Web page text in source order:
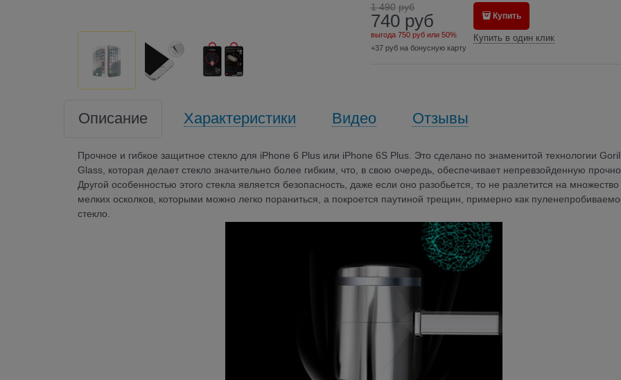
1 490 руб
740 руб
выгода 750 рубили 50%
+37 руб на бонусную карту
Купить
Купить в один клик
Описание Характеристики Видео Отзывы
Прочное и гибкое защитное стекло для iPhone 6 Plus или iPhone 6S Plus. Это сделано по знаменитой технологии
Glass, которая делает стекло значительно более гибким, что, в свою очередь, обеспечивает непревзойденную
Другой особенностью этого стекла является безопасность, даже если оно разобьется, то не разлетится на множество
мелких осколков, которыми можно легко пораниться, а покроется паутиной трещин, примерно как
стекло.